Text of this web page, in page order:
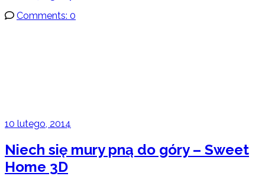
Comments: 0
10 lutego, 2014
Niech się mury pną do góry – Sweet
Home 3D